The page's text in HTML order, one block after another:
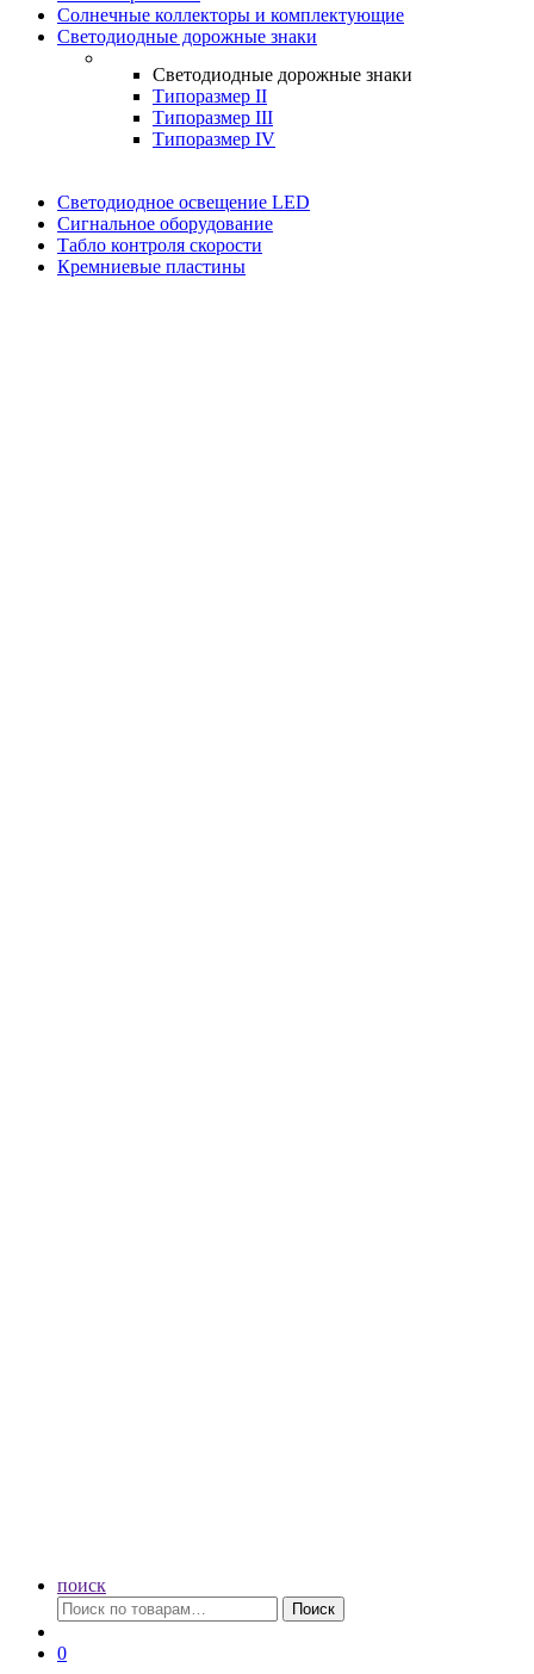
Солнечные коллекторы и комплектующие
Светодиодные дорожные знаки
Светодиодные дорожные знаки
Типоразмер II
Типоразмер III
Типоразмер IV
Светодиодное освещение LED
Сигнальное оборудование
Табло контроля скорости
Кремниевые пластины
поиск
Искать:
Поиск
0